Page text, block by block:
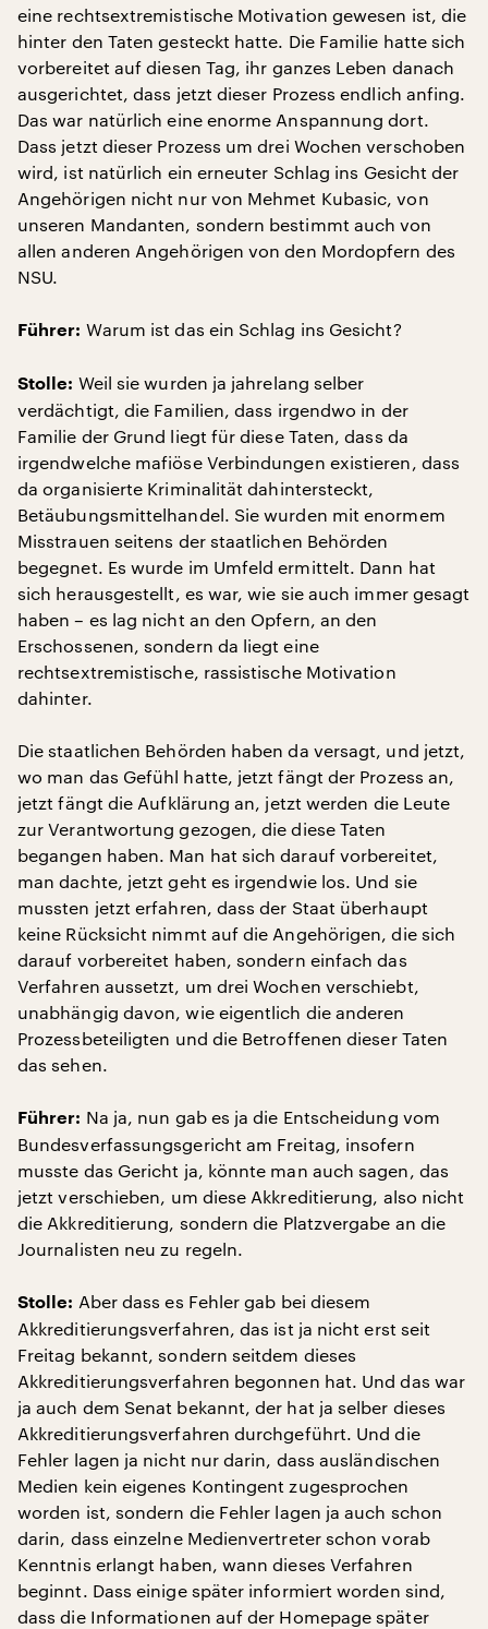
eine rechtsextremistische Motivation gewesen ist, die
hinter den Taten gesteckt hatte. Die Familie hatte sich
vorbereitet auf diesen Tag, ihr ganzes Leben danach
ausgerichtet, dass jetzt dieser Prozess endlich anfing.
Das war natürlich eine enorme Anspannung dort.
Dass jetzt dieser Prozess um drei Wochen verschoben
wird, ist natürlich ein erneuter Schlag ins Gesicht der
Angehörigen nicht nur von Mehmet Kubasic, von
unseren Mandanten, sondern bestimmt auch von
allen anderen Angehörigen von den Mordopfern des
NSU.
Führer: Warum ist das ein Schlag ins Gesicht?
Stolle: Weil sie wurden ja jahrelang selber
verdächtigt, die Familien, dass irgendwo in der
Familie der Grund liegt für diese Taten, dass da
irgendwelche mafiöse Verbindungen existieren, dass
da organisierte Kriminalität dahintersteckt,
Betäubungsmittelhandel. Sie wurden mit enormem
Misstrauen seitens der staatlichen Behörden
begegnet. Es wurde im Umfeld ermittelt. Dann hat
sich herausgestellt, es war, wie sie auch immer gesagt
haben – es lag nicht an den Opfern, an den
Erschossenen, sondern da liegt eine
rechtsextremistische, rassistische Motivation
dahinter.
Die staatlichen Behörden haben da versagt, und jetzt,
wo man das Gefühl hatte, jetzt fängt der Prozess an,
jetzt fängt die Aufklärung an, jetzt werden die Leute
zur Verantwortung gezogen, die diese Taten
begangen haben. Man hat sich darauf vorbereitet,
man dachte, jetzt geht es irgendwie los. Und sie
mussten jetzt erfahren, dass der Staat überhaupt
keine Rücksicht nimmt auf die Angehörigen, die sich
darauf vorbereitet haben, sondern einfach das
Verfahren aussetzt, um drei Wochen verschiebt,
unabhängig davon, wie eigentlich die anderen
Prozessbeteiligten und die Betroffenen dieser Taten
das sehen.
Führer: Na ja, nun gab es ja die Entscheidung vom
Bundesverfassungsgericht am Freitag, insofern
musste das Gericht ja, könnte man auch sagen, das
jetzt verschieben, um diese Akkreditierung, also nicht
die Akkreditierung, sondern die Platzvergabe an die
Journalisten neu zu regeln.
Stolle: Aber dass es Fehler gab bei diesem
Akkreditierungsverfahren, das ist ja nicht erst seit
Freitag bekannt, sondern seitdem dieses
Akkreditierungsverfahren begonnen hat. Und das war
ja auch dem Senat bekannt, der hat ja selber dieses
Akkreditierungsverfahren durchgeführt. Und die
Fehler lagen ja nicht nur darin, dass ausländischen
Medien kein eigenes Kontingent zugesprochen
worden ist, sondern die Fehler lagen ja auch schon
darin, dass einzelne Medienvertreter schon vorab
Kenntnis erlangt haben, wann dieses Verfahren
beginnt. Dass einige später informiert worden sind,
dass die Informationen auf der Homepage später